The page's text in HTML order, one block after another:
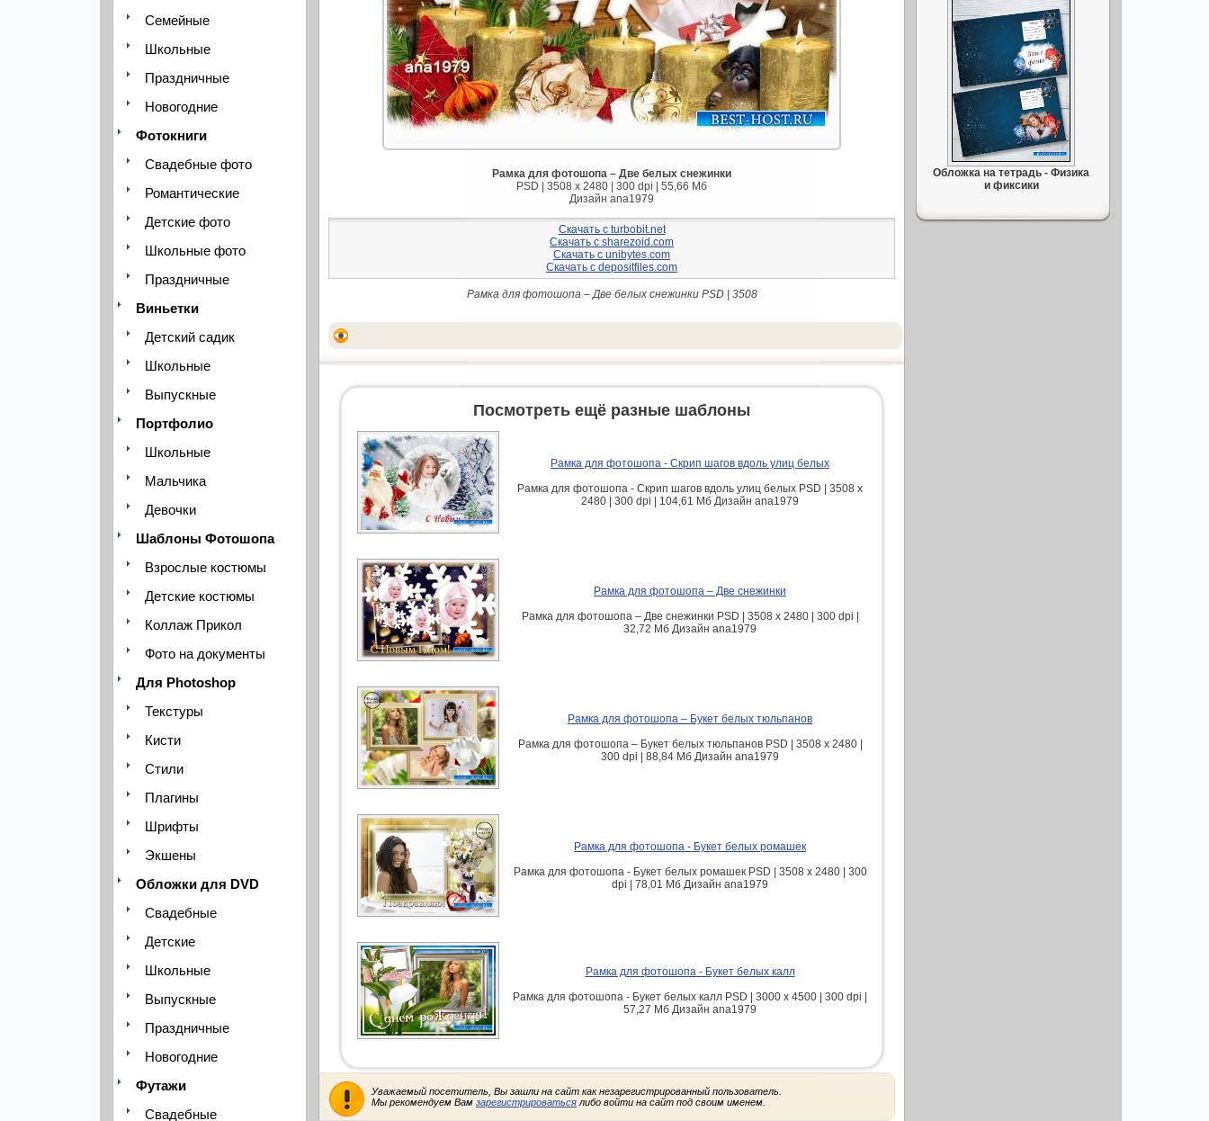
Семейные
Школьные
Праздничные
Новогодние
Фотокниги
Свадебные фото
Романтические
Детские фото
Школьные фото
Праздничные
Виньетки
Детский садик
Школьные
Выпускные
Портфолио
Школьные
Мальчика
Девочки
Шаблоны Фотошопа
Взрослые костюмы
Детские костюмы
Коллаж Прикол
Фото на документы
Для Photoshop
Текстуры
Кисти
Стили
Плагины
Шрифты
Экшены
Обложки для DVD
Свадебные
Детские
Школьные
Выпускные
Праздничные
Новогодние
Футажи
Свадебные
Рамка для фотошопа – Две белых снежинки
PSD | 3508 x 2480 | 300 dpi | 55,66 Мб
Дизайн аnа1979
Скачать с turbobit.net
Скачать с sharezoid.com
Скачать с unibytes.com
Скачать с depositfiles.com
Рамка для фотошопа – Две белых снежинки PSD | 3508
Посмотреть ещё разные шаблоны
Рамка для фотошопа - Скрип шагов вдоль улиц белых
Рамка для фотошопа - Скрип шагов вдоль улиц белых PSD | 3508 x
2480 | 300 dpi | 104,61 Мб Дизайн аnа1979
Рамка для фотошопа – Две снежинки
Рамка для фотошопа – Две снежинки PSD | 3508 x 2480 | 300 dpi |
32,72 Мб Дизайн аnа1979
Рамка для фотошопа – Букет белых тюльпанов
Рамка для фотошопа – Букет белых тюльпанов PSD | 3508 x 2480 |
300 dpi | 88,84 Мб Дизайн аnа1979
Рамка для фотошопа - Букет белых ромашек
Рамка для фотошопа - Букет белых ромашек PSD | 3508 x 2480 | 300
dpi | 78,01 Мб Дизайн аnа1979
Рамка для фотошопа - Букет белых калл
Рамка для фотошопа - Букет белых калл PSD | 3000 x 4500 | 300 dpi |
57,27 Мб Дизайн аnа1979
Уважаемый посетитель, Вы зашли на сайт как незарегистрированный пользователь.
Мы рекомендуем Вам зарегистрироваться либо войти на сайт под своим именем.
Обложка на тетрадь - Физика
и фиксики